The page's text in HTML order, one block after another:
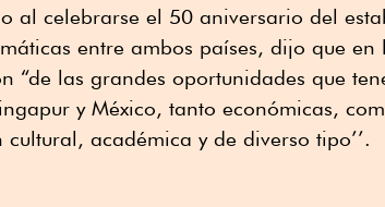
al celebrarse el 50 aniversario del
entre ambos países, dijo que
“de las grandes oportunidades que
y México, tanto económicas,
académica y de diverso tipo’’.